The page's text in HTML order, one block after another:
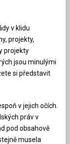
v klidu
projekty,
projekty
jsou minulými
si představit
v jejich očích.
práv v
pod obsahově
musela